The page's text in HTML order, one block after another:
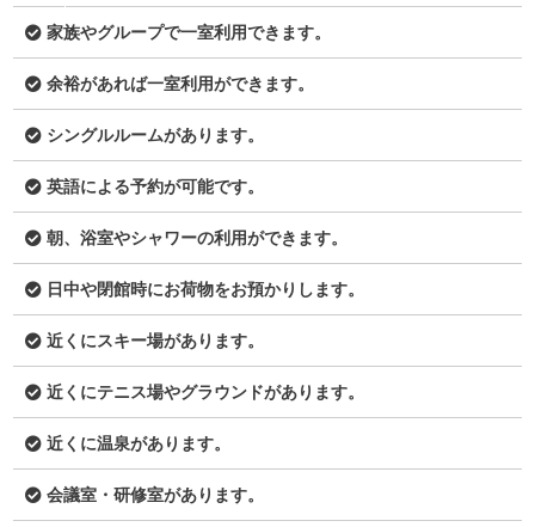
家族やグループで一室利用できます。
余裕があれば一室利用ができます。
シングルルームがあります。
英語による予約が可能です。
朝、浴室やシャワーの利用ができます。
日中や閉館時にお荷物をお預かりします。
近くにスキー場があります。
近くにテニス場やグラウンドがあります。
近くに温泉があります。
会議室・研修室があります。